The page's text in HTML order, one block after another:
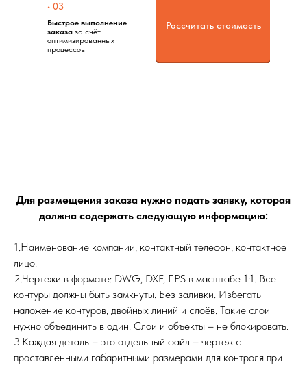
Быстрое выполнение
заказа за счёт
оптимизированных
процессов
• 03
Получить консультацию
Рассчитать стоимость
Для размещения заказа нужно подать заявку, которая
должна содержать следующую информацию:
1.Наименование компании, контактный телефон, контактное
лицо.
2.Чертежи в формате: DWG, DXF, EPS в масштабе 1:1. Все
контуры должны быть замкнуты. Без заливки. Избегать
наложение контуров, двойных линий и слоёв. Такие слои
нужно объединить в один. Слои и объекты – не блокировать.
3.Каждая деталь – это отдельный файл – чертеж с
проставленными габаритными размерами для контроля при